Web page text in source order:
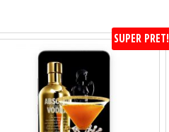
SUPER PRET!